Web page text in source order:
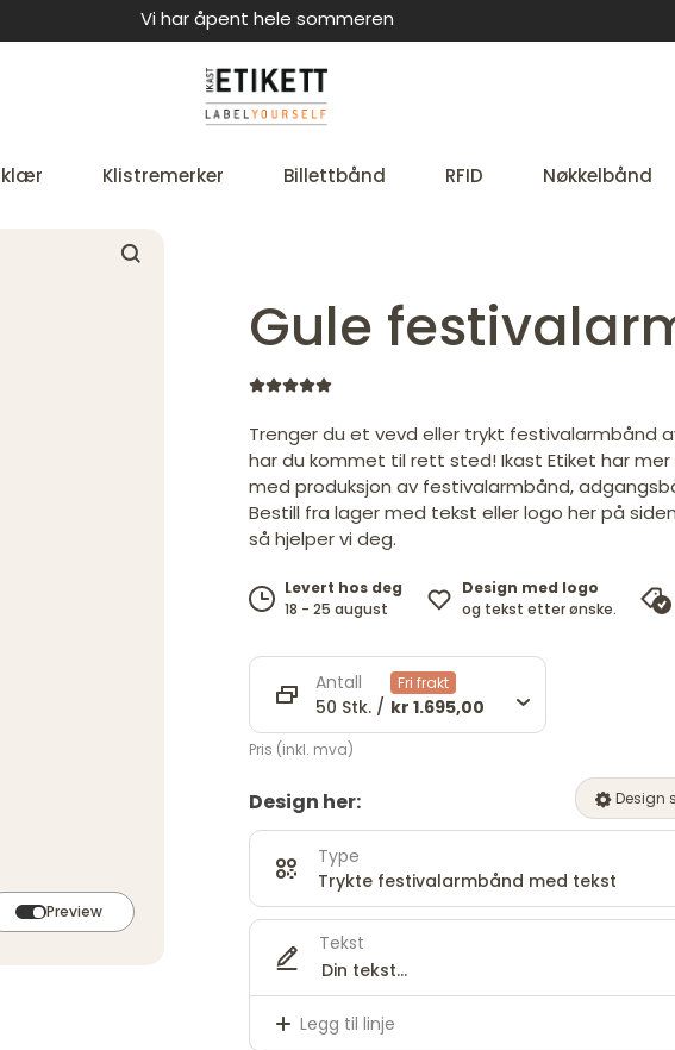
Vi har åpent hele sommeren
klær Klistremerker Billettbånd RFID Nøkkelbånd
Preview
Gule
Trenger du et vevd eller trykt festivalarmbånd
har du kommet til rett sted! Ikast Etiket har mer
med produksjon av festivalarmbånd,
Bestill fra lager med tekst eller logo her på
så hjelper vi deg.
Levert hos deg
18 - 25 august
Design med logo
og tekst etter ønske.
Antall
50 Stk. /
Fri frakt
kr 1.695,00
Pris (inkl. mva)
Design her: Design
Type
Trykte festivalarmbånd med tekst
Tekst
Legg til linje